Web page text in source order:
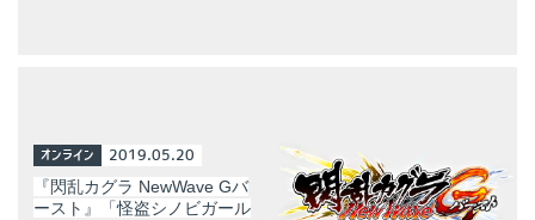
オンライン 2019.05.20
『閃乱カグラ NewWave Gバ
ースト』「怪盗シノビガール